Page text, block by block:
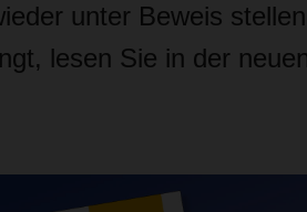
unter Beweis
lesen Sie in der